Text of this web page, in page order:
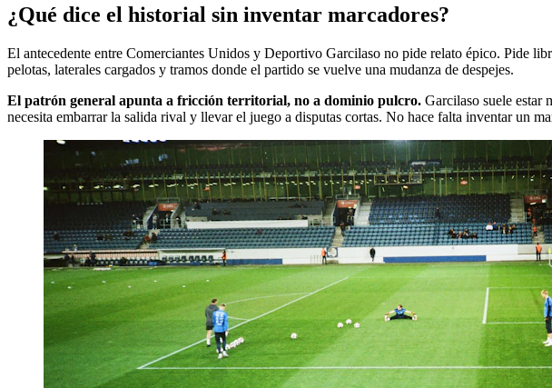
¿Qué dice el historial sin inventar marcadores?
El antecedente entre Comerciantes Unidos y Deportivo Garcilaso no pide relato épico. Pide
pelotas, laterales cargados y tramos donde el partido se vuelve una mudanza de despejes.
El patrón general apunta a fricción territorial, no a dominio pulcro. Garcilaso suele estar
necesita embarrar la salida rival y llevar el juego a disputas cortas. No hace falta inventar un